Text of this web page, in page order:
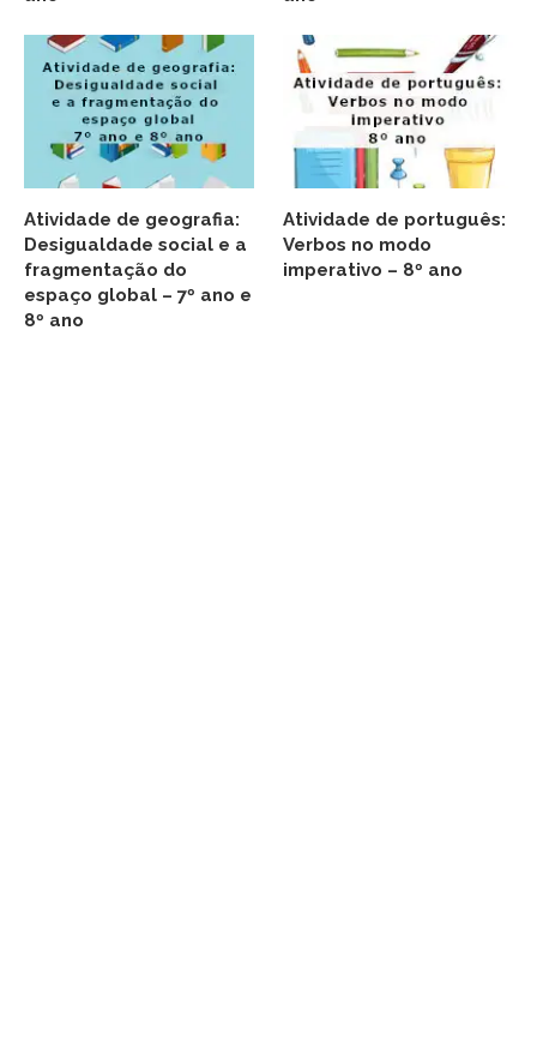
Atividade de geografia:
Desigualdade social e a
fragmentação do
espaço global – 7º ano e
8º ano
Atividade de português:
Verbos no modo
imperativo – 8º ano